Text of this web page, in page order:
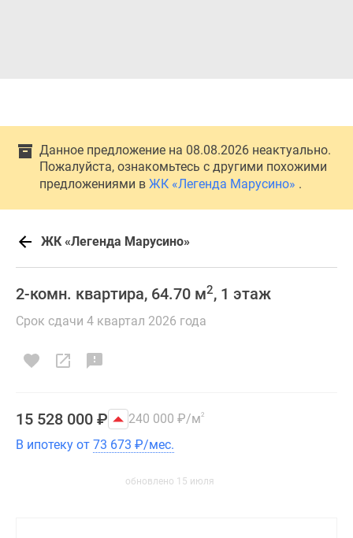
Данное предложение на 08.08.2026 неактуально.
Пожалуйста, ознакомьтесь с другими похожими
предложениями в ЖК «Легенда Марусино» .
ЖК «Легенда Марусино»
2-комн. квартира, 64.70 м2, 1 этаж
Срок сдачи 4 квартал 2026 года
15 528 000 ₽ 240 000 ₽/м2
В ипотеку от 73 673 ₽/мес.
обновлено 15 июля